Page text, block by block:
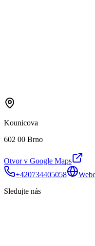
Kounicova
602 00 Brno
Otvor v Google Maps
+420734405058
Sledujte nás